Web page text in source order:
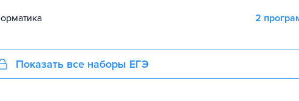
2
Показать все наборы ЕГЭ